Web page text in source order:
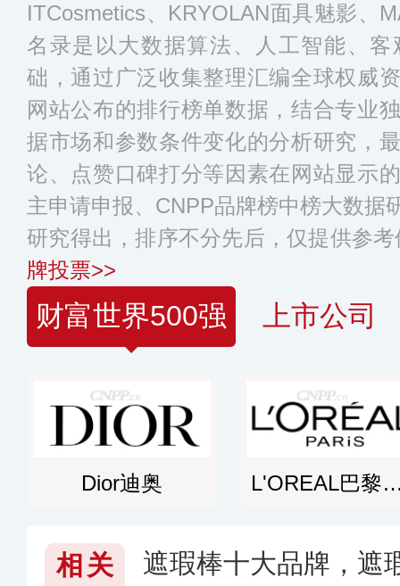
ITCosmetics、KRYOLAN面具魅影、
名录是以大数据算法、人工智能、
础，通过广泛收集整理汇编全球权威
网站公布的排行榜单数据，结合专业
据市场和参数条件变化的分析研究，
论、点赞口碑打分等因素在网站显示
主申请申报、CNPP品牌榜中榜大数据
研究得出，排序不分先后，仅提供参
牌投票>>
财富世界500强 上市公司
Dior迪奥 L'OREAL巴
相关
遮瑕棒十大品牌，遮